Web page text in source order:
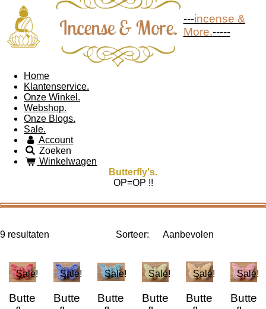
---incense &
More.-----
Home
Klantenservice.
Onze Winkel.
Webshop.
Onze Blogs.
Sale.
Account
Zoeken
Winkelwagen
Butterfly's.
OP=OP !!
9 resultaten Sorteer:
Sale!
Butte
Sale!
Butte
Sale!
Butte
Sale!
Butte
Sale!
Butte
Sale!
Butte